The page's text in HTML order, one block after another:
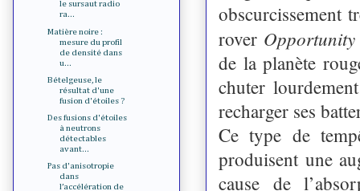
obscurcissement
rover Opportunity
de la planète
chuter
recharger ses
Ce type de
produisent une
cause de
le sursaut radio
ra...
Matière noire :
mesure du profil
de densité dans
u...
Bételgeuse, le
résultat d'une
fusion d'étoiles ?
Des fusions d'étoiles
à neutrons
détectables
avant...
Pas d'anisotropie
dans
l’accélération de